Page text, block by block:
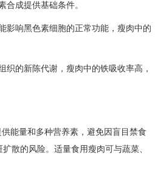
成提供基础条件。​
响黑色素细胞的正常功能，瘦肉中的
的新陈代谢，瘦肉中的铁吸收率高，
能量和多种营养素，避免因盲目禁食
散的风险。适量食用瘦肉可与蔬菜、